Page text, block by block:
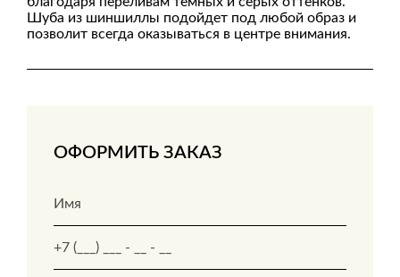
Шуба из шиншиллы подойдет под любой образ и
позволит всегда оказываться в центре внимания.
ОФОРМИТЬ ЗАКАЗ